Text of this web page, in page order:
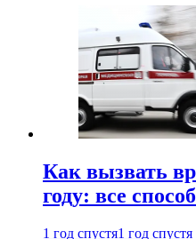
Как вызвать
году: все
1 год спустя1 год спустя